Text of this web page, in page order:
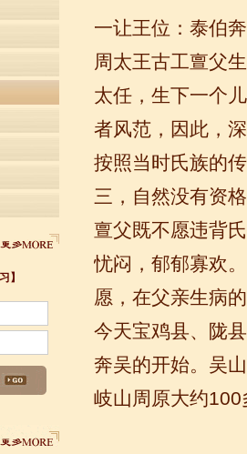
】
国际企业管理硕士 + 跨文化职场通行证，2025 招
体要求
30-Day Challenge day 3
30-Day Challenge day 1
一让王位：泰伯
周太王古工亶父
太任，生下一个
者风范，因此，
按照当时氏族的
三，自然没有资
亶父既不愿违背
忧闷，郁郁寡欢
愿，在父亲生病
今天宝鸡县、陇
奔吴的开始。吴
岐山周原大约